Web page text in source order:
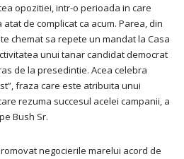
opozitiei, intr-o perioada in care
de complicat ca acum. Parea, din
chemat sa repete un mandat la Casa
unui tanar candidat democrat
de la presedintie. Acea celebra
fraza care este atribuita unui
rezuma succesul acelei campanii, a
Bush Sr.
negocierile marelui acord de